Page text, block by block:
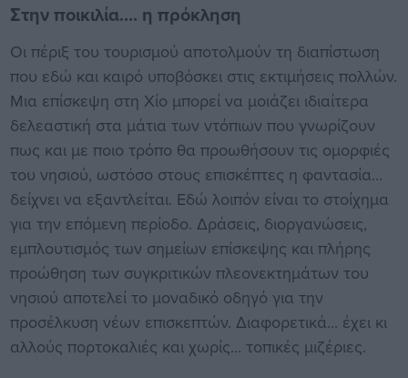
Στην ποικιλία.... η πρόκληση
Οι πέριξ του τουρισμού αποτολμούν τη διαπίστωση
που εδώ και καιρό υποβόσκει στις εκτιμήσεις πολλών.
Μια επίσκεψη στη Χίο μπορεί να μοιάζει ιδιαίτερα
δελεαστική στα μάτια των ντόπιων που γνωρίζουν
πως και με ποιο τρόπο θα προωθήσουν τις ομορφιές
του νησιού, ωστόσο στους επισκέπτες η φαντασία...
δείχνει να εξαντλείται. Εδώ λοιπόν είναι το στοίχημα
για την επόμενη περίοδο. Δράσεις, διοργανώσεις,
εμπλουτισμός των σημείων επίσκεψης και πλήρης
προώθηση των συγκριτικών πλεονεκτημάτων του
νησιού αποτελεί το μοναδικό οδηγό για την
προσέλκυση νέων επισκεπτών. Διαφορετικά... έχει κι
αλλούς πορτοκαλιές και χωρίς... τοπικές μιζέριες.